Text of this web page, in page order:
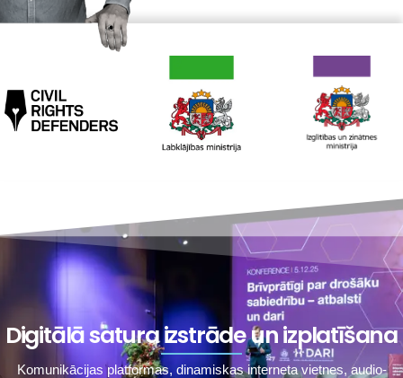
Digitālā satura izstrāde un izplatīšana
Komunikācijas platformas, dinamiskas interneta vietnes, audio-